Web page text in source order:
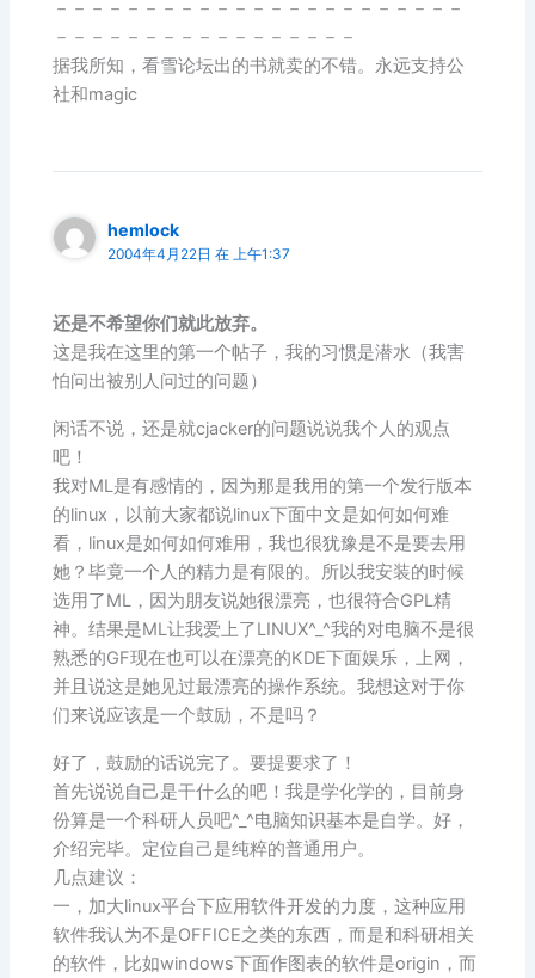
－－－－－－－－－－－－－－－－－－－－－－－
－－－－－－－－－－－－－－－－－
据我所知，看雪论坛出的书就卖的不错。永远支持公
社和magic
hemlock
2004年4月22日 在 上午1:37
还是不希望你们就此放弃。
这是我在这里的第一个帖子，我的习惯是潜水（我害
怕问出被别人问过的问题）
闲话不说，还是就cjacker的问题说说我个人的观点
吧！
我对ML是有感情的，因为那是我用的第一个发行版本
的linux，以前大家都说linux下面中文是如何如何难
看，linux是如何如何难用，我也很犹豫是不是要去用
她？毕竟一个人的精力是有限的。所以我安装的时候
选用了ML，因为朋友说她很漂亮，也很符合GPL精
神。结果是ML让我爱上了LINUX^_^我的对电脑不是很
熟悉的GF现在也可以在漂亮的KDE下面娱乐，上网，
并且说这是她见过最漂亮的操作系统。我想这对于你
们来说应该是一个鼓励，不是吗？
好了，鼓励的话说完了。要提要求了！
首先说说自己是干什么的吧！我是学化学的，目前身
份算是一个科研人员吧^_^电脑知识基本是自学。好，
介绍完毕。定位自己是纯粹的普通用户。
几点建议：
一，加大linux平台下应用软件开发的力度，这种应用
软件我认为不是OFFICE之类的东西，而是和科研相关
的软件，比如windows下面作图表的软件是origin，而